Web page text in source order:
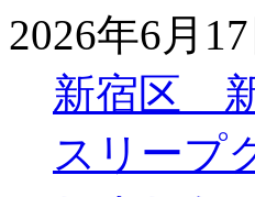
2026年6月17
新宿区
スリープ